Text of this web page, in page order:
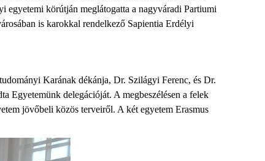
egyetemi körútján meglátogatta a nagyváradi Partiumi
is karokkal rendelkező Sapientia Erdélyi
Karának dékánja, Dr. Szilágyi Ferenc, és Dr.
Egyetemünk delegációját. A megbeszélésen a felek
jövőbeli közös terveiről. A két egyetem Erasmus